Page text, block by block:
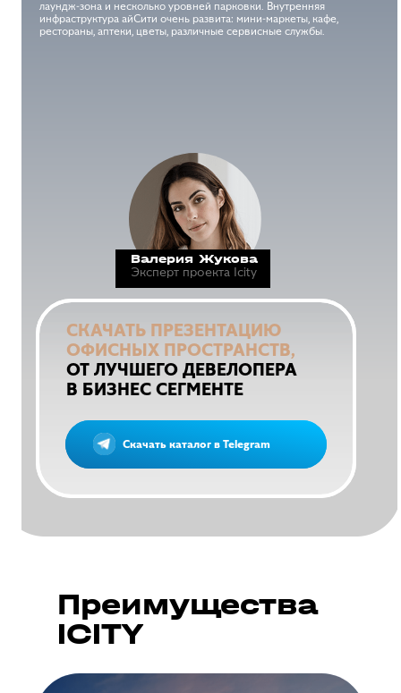
лаундж-зона и несколько уровней парковки. Внутренняя
инфраструктура айСити очень развита: мини-маркеты, кафе,
рестораны, аптеки, цветы, различные сервисные службы.
Скачать каталог в Telegram
СКАЧАТЬ ПРЕЗЕНТАЦИЮ
ОФИСНЫХ ПРОСТРАНСТВ,
ОТ ЛУЧШЕГО ДЕВЕЛОПЕРА
В БИЗНЕС СЕГМЕНТЕ
Скачать каталог в Telegram
Валерия Жукова
Эксперт проекта Icity
Преимущества
ICITY